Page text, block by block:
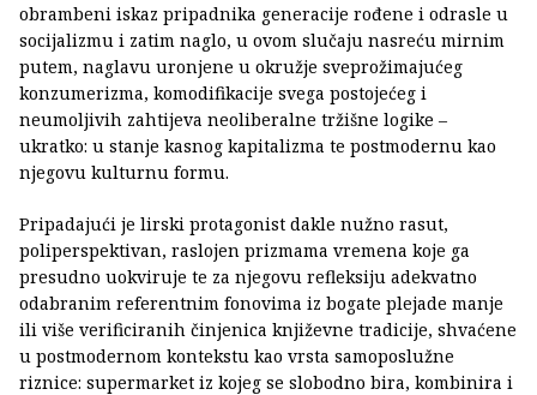
obrambeni iskaz pripadnika generacije rođene i odrasle u
socijalizmu i zatim naglo, u ovom slučaju nasreću mirnim
putem, naglavu uronjene u okružje sveprožimajućeg
konzumerizma, komodifikacije svega postojećeg i
neumoljivih zahtijeva neoliberalne tržišne logike –
ukratko: u stanje kasnog kapitalizma te postmodernu kao
njegovu kulturnu formu.
Pripadajući je lirski protagonist dakle nužno rasut,
poliperspektivan, raslojen prizmama vremena koje ga
presudno uokviruje te za njegovu refleksiju adekvatno
odabranim referentnim fonovima iz bogate plejade manje
ili više verificiranih činjenica književne tradicije, shvaćene
u postmodernom kontekstu kao vrsta samoposlužne
riznice: supermarket iz kojeg se slobodno bira, kombinira i